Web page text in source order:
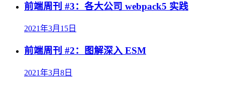
前端周刊 #3：各大公司 webpack5 实践
2021年3月15日
前端周刊 #2：图解深入 ESM
2021年3月8日